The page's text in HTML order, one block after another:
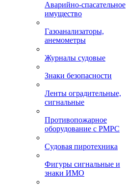
Аварийно-спасательное
имущество
Газоанализаторы,
анемометры
Журналы судовые
Знаки безопасности
Ленты оградительные,
сигнальные
Противопожарное
оборудование с РМРС
Судовая пиротехника
Фигуры сигнальные и
знаки ИМО